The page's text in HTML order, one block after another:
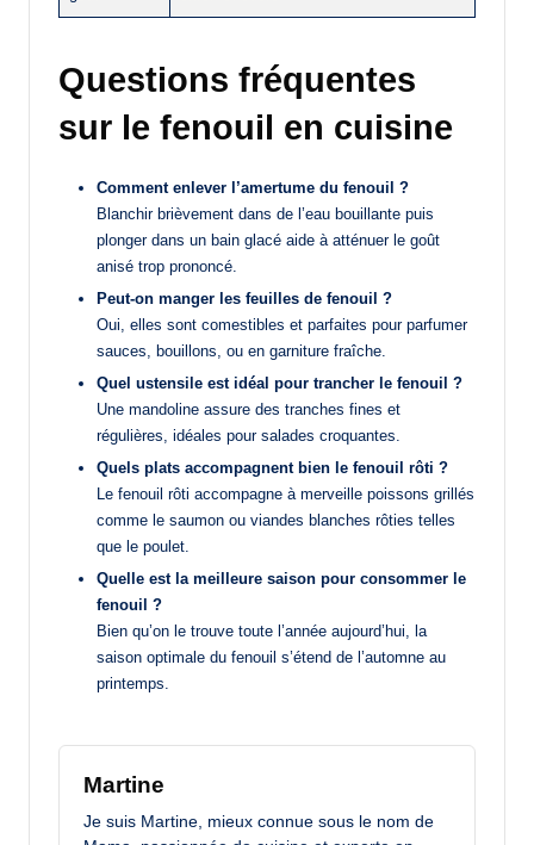
Questions fréquentes
sur le fenouil en cuisine
Comment enlever l’amertume du fenouil ?
Blanchir brièvement dans de l’eau bouillante puis
plonger dans un bain glacé aide à atténuer le goût
anisé trop prononcé.
Peut-on manger les feuilles de fenouil ?
Oui, elles sont comestibles et parfaites pour parfumer
sauces, bouillons, ou en garniture fraîche.
Quel ustensile est idéal pour trancher le fenouil ?
Une mandoline assure des tranches fines et
régulières, idéales pour salades croquantes.
Quels plats accompagnent bien le fenouil rôti ?
Le fenouil rôti accompagne à merveille poissons grillés
comme le saumon ou viandes blanches rôties telles
que le poulet.
Quelle est la meilleure saison pour consommer le
fenouil ?
Bien qu’on le trouve toute l’année aujourd’hui, la
saison optimale du fenouil s’étend de l’automne au
printemps.
Martine
Je suis Martine, mieux connue sous le nom de